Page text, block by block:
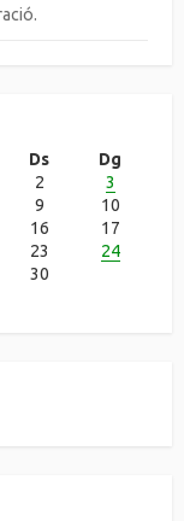
Ds
Dg
2
3
9
10
16
17
23
24
30